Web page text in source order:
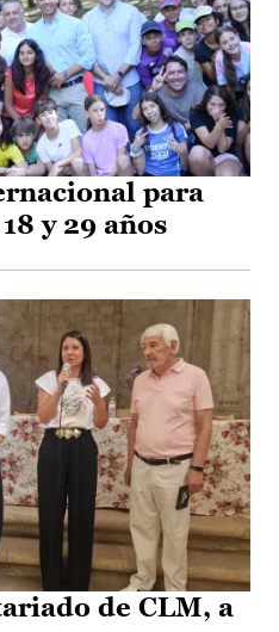
para
y 29 años
de CLM, a